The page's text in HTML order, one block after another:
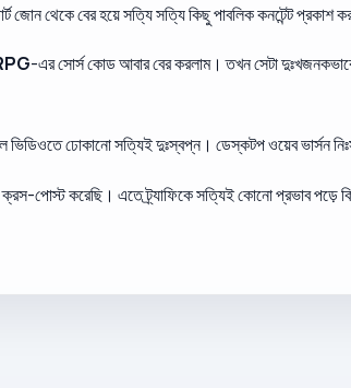
জোন থেকে বের হয়ে সত্যি সত্যি কিছু পাবলিক কনটেন্ট প্রকাশ
-এর সোর্স কোড আবার বের করলাম। তখন সেটা
ঢোকানো সত্যিই দুঃস্বপ্ন। ডেস্কটপ ওয়েব ভার্সন
পোস্ট করেছি। এতে ট্র্যাফিকে সত্যিই কোনো প্রভাব পড়ে